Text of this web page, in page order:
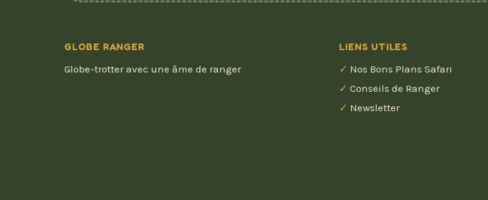
GLOBE RANGER
Globe-trotter avec une âme de ranger
LIENS UTILES
Nos Bons Plans Safari
Conseils de Ranger
Newsletter